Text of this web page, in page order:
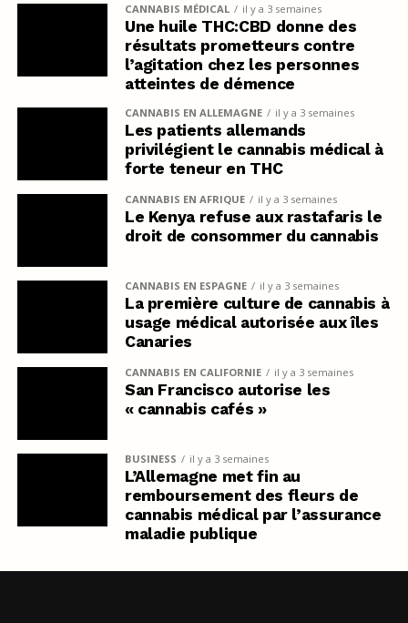
CANNABIS MÉDICAL il y a 3 semaines
Une huile THC:CBD donne des
résultats prometteurs contre
l’agitation chez les personnes
atteintes de démence
CANNABIS EN ALLEMAGNE il y a 3 semaines
Les patients allemands
privilégient le cannabis médical à
forte teneur en THC
CANNABIS EN AFRIQUE il y a 3 semaines
Le Kenya refuse aux rastafaris le
droit de consommer du cannabis
CANNABIS EN ESPAGNE il y a 3 semaines
La première culture de cannabis à
usage médical autorisée aux îles
Canaries
CANNABIS EN CALIFORNIE il y a 3 semaines
San Francisco autorise les
« cannabis cafés »
BUSINESS il y a 3 semaines
L’Allemagne met fin au
remboursement des fleurs de
cannabis médical par l’assurance
maladie publique